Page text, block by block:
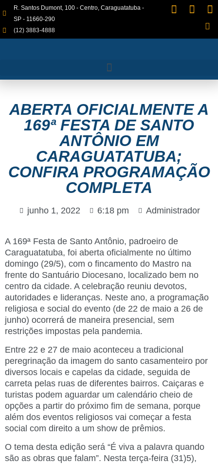
R. Santos Dumont, 100 - Centro, Caraguatatuba -
SP - 11660-290
(12) 3883-4888
ABERTA OFICIALMENTE A
169ª FESTA DE SANTO
ANTÔNIO EM
CARAGUATATUBA;
CONFIRA PROGRAMAÇÃO
COMPLETA
junho 1, 2022 6:18 pm Administrador
A 169ª Festa de Santo Antônio, padroeiro de
Caraguatatuba, foi aberta oficialmente no último
domingo (29/5), com o fincamento do Mastro na
frente do Santuário Diocesano, localizado bem no
centro da cidade. A celebração reuniu devotos,
autoridades e lideranças. Neste ano, a programação
religiosa e social do evento (de 22 de maio a 26 de
junho) ocorrerá de maneira presencial, sem
restrições impostas pela pandemia.
Entre 22 e 27 de maio aconteceu a tradicional
peregrinação da imagem do santo casamenteiro por
diversos locais e capelas da cidade, seguida de
carreta pelas ruas de diferentes bairros. Caiçaras e
turistas podem aguardar um calendário cheio de
opções a partir do próximo fim de semana, porque
além dos eventos religiosos vai começar a festa
social com direito a um show de prêmios.
O tema desta edição será “É viva a palavra quando
são as obras que falam”. Nesta terça-feira (31)5),